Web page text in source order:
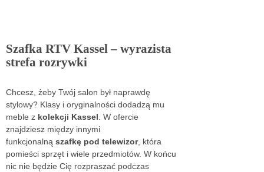
Szafka RTV Kassel – wyrazista
strefa rozrywki
Chcesz, żeby Twój salon był naprawdę
stylowy? Klasy i oryginalności dodadzą mu
meble z kolekcji Kassel . W ofercie
znajdziesz między innymi
funkcjonalną szafkę pod telewizor, która
pomieści sprzęt i wiele przedmiotów. W końcu
nic nie będzie Cię rozpraszać podczas